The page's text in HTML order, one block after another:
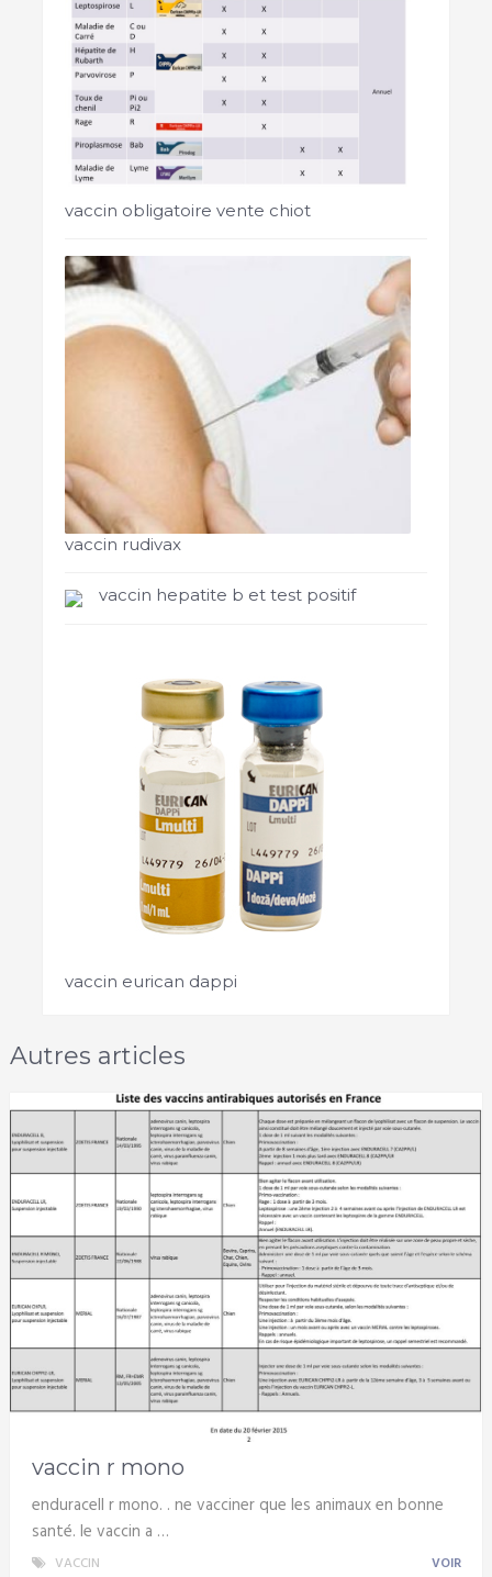
vaccin obligatoire vente chiot
vaccin rudivax
vaccin hepatite b et test positif
vaccin eurican dappi
Autres articles
vaccin r mono
enduracell r mono. . ne vacciner que les animaux en bonne
santé. le vaccin a …
VACCIN VOIR